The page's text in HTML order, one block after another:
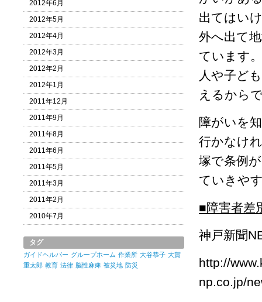
出てはい
外へ出て
ています
人や子ど
えるから
障がいを
行かなけ
塚で条例
ていきや
■障害者差
神戸新聞
http://
np.co.jp/
2012年6月
2012年5月
2012年4月
2012年3月
2012年2月
2012年1月
2011年12月
2011年9月
2011年8月
2011年6月
2011年5月
2011年3月
2011年2月
2010年7月
タグ
ガイドヘルパー グループホーム 作業所 大谷恭子 大賀
重太郎 教育 法律 脳性麻痺 被災地 防災